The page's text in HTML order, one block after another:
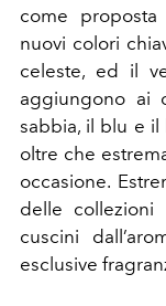
come
nuovi colori
celeste, ed il
aggiungono ai
sabbia, il blu e il
oltre che
occasione.
delle
cuscini
esclusive